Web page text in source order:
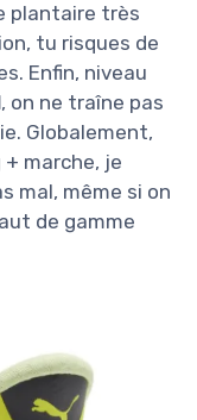
plantaire très
tu risques de
Enfin, niveau
, on ne traîne pas
Globalement,
marche, je
mal, même si on
de gamme